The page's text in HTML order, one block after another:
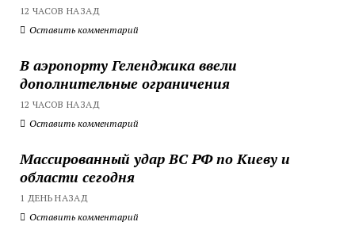
12 ЧАСОВ НАЗАД
Оставить комментарий
В аэропорту Геленджика ввели
дополнительные ограничения
12 ЧАСОВ НАЗАД
Оставить комментарий
Массированный удар ВС РФ по Киеву и
области сегодня
1 ДЕНЬ НАЗАД
Оставить комментарий